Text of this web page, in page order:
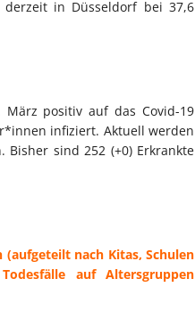
derzeit in Düsseldorf bei 37,6
positiv auf das Covid-19
infiziert. Aktuell werden
sind 252 (+0) Erkrankte
nach Kitas, Schulen
auf Altersgruppen